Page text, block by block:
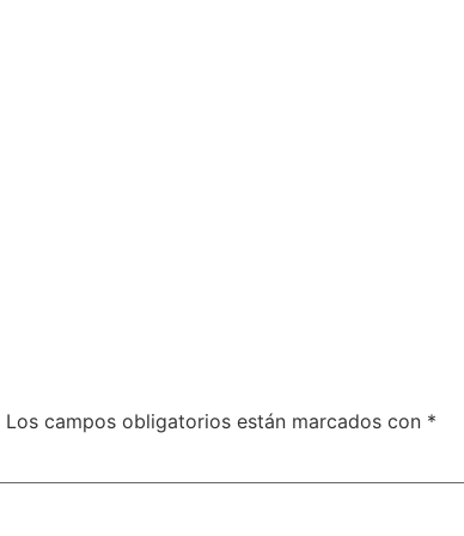
Los campos obligatorios están marcados con *